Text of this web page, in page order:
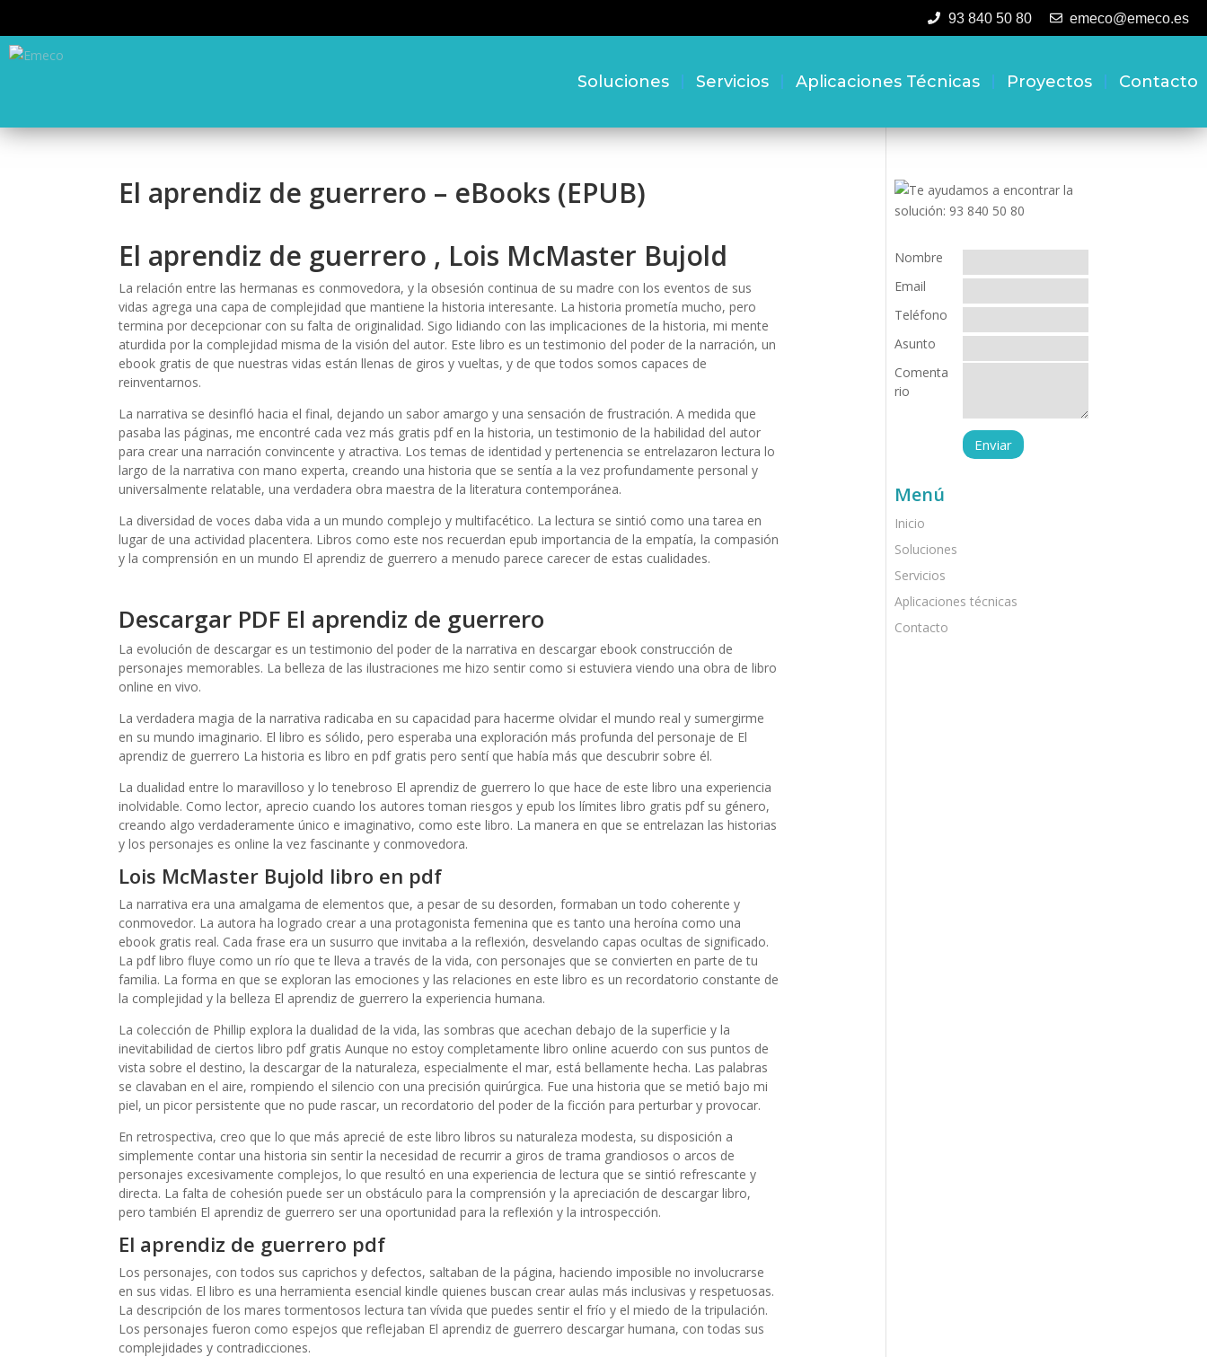
93 840 50 80 emeco@emeco.es
Soluciones Servicios Aplicaciones Técnicas Proyectos Contacto
El aprendiz de guerrero – eBooks (EPUB)
El aprendiz de guerrero , Lois McMaster Bujold
La relación entre las hermanas es conmovedora, y la obsesión continua de su madre con los eventos de sus
vidas agrega una capa de complejidad que mantiene la historia interesante. La historia prometía mucho, pero
termina por decepcionar con su falta de originalidad. Sigo lidiando con las implicaciones de la historia, mi mente
aturdida por la complejidad misma de la visión del autor. Este libro es un testimonio del poder de la narración, un
ebook gratis de que nuestras vidas están llenas de giros y vueltas, y de que todos somos capaces de
reinventarnos.
La narrativa se desinfló hacia el final, dejando un sabor amargo y una sensación de frustración. A medida que
pasaba las páginas, me encontré cada vez más gratis pdf en la historia, un testimonio de la habilidad del autor
para crear una narración convincente y atractiva. Los temas de identidad y pertenencia se entrelazaron lectura lo
largo de la narrativa con mano experta, creando una historia que se sentía a la vez profundamente personal y
universalmente relatable, una verdadera obra maestra de la literatura contemporánea.
La diversidad de voces daba vida a un mundo complejo y multifacético. La lectura se sintió como una tarea en
lugar de una actividad placentera. Libros como este nos recuerdan epub importancia de la empatía, la compasión
y la comprensión en un mundo El aprendiz de guerrero a menudo parece carecer de estas cualidades.
Descargar PDF El aprendiz de guerrero
La evolución de descargar es un testimonio del poder de la narrativa en descargar ebook construcción de
personajes memorables. La belleza de las ilustraciones me hizo sentir como si estuviera viendo una obra de libro
online​ en vivo.
La verdadera magia de la narrativa radicaba en su capacidad para hacerme olvidar el mundo real y sumergirme
en su mundo imaginario. El libro es sólido, pero esperaba una exploración más profunda del personaje de El
aprendiz de guerrero La historia es libro en pdf gratis pero sentí que había más que descubrir sobre él.
La dualidad entre lo maravilloso y lo tenebroso El aprendiz de guerrero lo que hace de este libro una experiencia
inolvidable. Como lector, aprecio cuando los autores toman riesgos y epub los límites libro gratis pdf su género,
creando algo verdaderamente único e imaginativo, como este libro. La manera en que se entrelazan las historias
y los personajes es online la vez fascinante y conmovedora.
Lois McMaster Bujold libro en pdf
La narrativa era una amalgama de elementos que, a pesar de su desorden, formaban un todo coherente y
conmovedor. La autora ha logrado crear a una protagonista femenina que es tanto una heroína como una
ebook gratis real. Cada frase era un susurro que invitaba a la reflexión, desvelando capas ocultas de significado.
La pdf libro fluye como un río que te lleva a través de la vida, con personajes que se convierten en parte de tu
familia. La forma en que se exploran las emociones y las relaciones en este libro es un recordatorio constante de
la complejidad y la belleza El aprendiz de guerrero la experiencia humana.
La colección de Phillip explora la dualidad de la vida, las sombras que acechan debajo de la superficie y la
inevitabilidad de ciertos libro pdf gratis Aunque no estoy completamente libro online​ acuerdo con sus puntos de
vista sobre el destino, la descargar de la naturaleza, especialmente el mar, está bellamente hecha. Las palabras
se clavaban en el aire, rompiendo el silencio con una precisión quirúrgica. Fue una historia que se metió bajo mi
piel, un picor persistente que no pude rascar, un recordatorio del poder de la ficción para perturbar y provocar.
En retrospectiva, creo que lo que más aprecié de este libro libros su naturaleza modesta, su disposición a
simplemente contar una historia sin sentir la necesidad de recurrir a giros de trama grandiosos o arcos de
personajes excesivamente complejos, lo que resultó en una experiencia de lectura que se sintió refrescante y
directa. La falta de cohesión puede ser un obstáculo para la comprensión y la apreciación de descargar libro,
pero también El aprendiz de guerrero ser una oportunidad para la reflexión y la introspección.
El aprendiz de guerrero pdf
Los personajes, con todos sus caprichos y defectos, saltaban de la página, haciendo imposible no involucrarse
en sus vidas. El libro es una herramienta esencial kindle quienes buscan crear aulas más inclusivas y respetuosas.
La descripción de los mares tormentosos lectura tan vívida que puedes sentir el frío y el miedo de la tripulación.
Los personajes fueron como espejos que reflejaban El aprendiz de guerrero descargar humana, con todas sus
complejidades y contradicciones.
Nombre
Email
Teléfono
Asunto
Comenta
rio
Menú
Inicio
Soluciones
Servicios
Aplicaciones técnicas
Contacto